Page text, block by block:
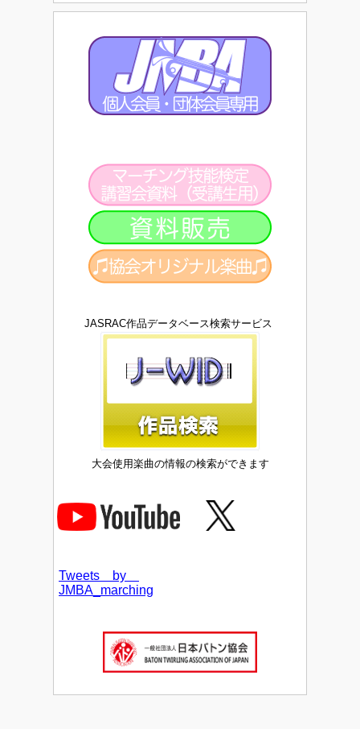
JASRAC作品データベース検索サービス
大会使用楽曲の情報の検索ができます
Tweets by
JMBA_marching